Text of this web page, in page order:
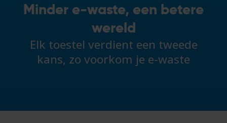
Minder e-waste, een betere
wereld
Elk toestel verdient een tweede
kans, zo voorkom je e-waste